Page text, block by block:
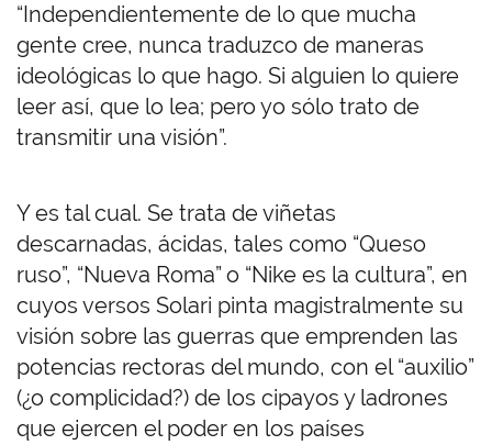
“Independientemente de lo que mucha
gente cree, nunca traduzco de maneras
ideológicas lo que hago. Si alguien lo quiere
leer así, que lo lea; pero yo sólo trato de
transmitir una visión”.
Y es tal cual. Se trata de viñetas
descarnadas, ácidas, tales como “Queso
ruso”, “Nueva Roma” o “Nike es la cultura”, en
cuyos versos Solari pinta magistralmente su
visión sobre las guerras que emprenden las
potencias rectoras del mundo, con el “auxilio”
(¿o complicidad?) de los cipayos y ladrones
que ejercen el poder en los países